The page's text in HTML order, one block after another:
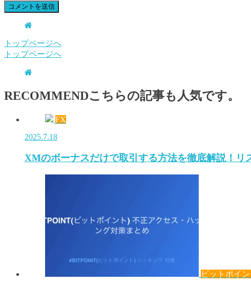
トップページへ
トップページへ
RECOMMENDこちらの記事も人気です。
FX
2025.7.18
XMのボーナスだけで取引する方法を徹底解説！リ
ビットポイン